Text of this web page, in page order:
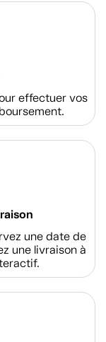
effectuer vos
une date de
une livraison à